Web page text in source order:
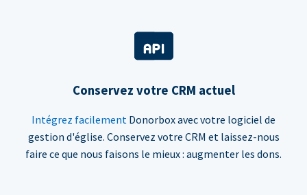
Conservez votre CRM actuel
Intégrez facilement Donorbox avec votre logiciel de
gestion d'église. Conservez votre CRM et laissez-nous
faire ce que nous faisons le mieux : augmenter les dons.